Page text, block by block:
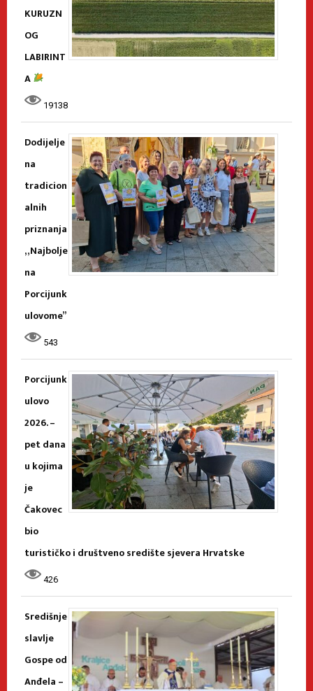
KURUZN
OG
LABIRINT
A
19138
Dodijelje
na
tradicion
alnih
priznanja
„Najbolje
na
Porcijunk
ulovome”
543
Porcijunk
ulovo
2026. –
pet dana
u kojima
je
Čakovec
bio
turističko i društveno središte sjevera Hrvatske
426
Središnje
slavlje
Gospe od
Anđela –